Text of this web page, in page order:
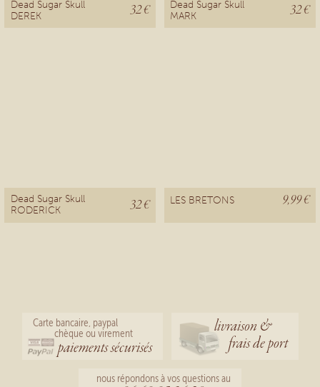
Dead Sugar Skull
DEREK
32 €
Dead Sugar Skull
MARK
32 €
Dead Sugar Skull
RODERICK
32 € LES BRETONS 9,99 €
Carte bancaire, paypal
chèque ou virement
paiements sécurisés
livraison &
frais de port
nous répondons à vos questions au